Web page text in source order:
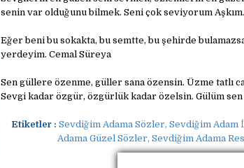
senin var olduğunu bilmek. Seni çok seviyorum Aşkım.
Eğer beni bu sokakta, bu semtte, bu şehirde
yerdeyim. Cemal Süreya
Sen güllere özenme, güller sana özensin. Üzme tatlı
Sevgi kadar özgür, özgürlük kadar özelsin. Gülüm
Etiketler : Sevdiğim Adama Sözler, Sevdiğim
Adama Güzel Sözler, Sevdiğim Adama